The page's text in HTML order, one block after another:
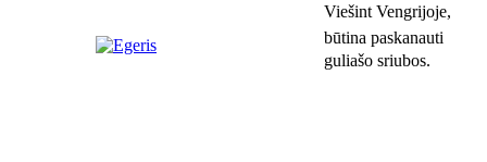
Viešint Vengrijoje,
būtina paskanauti
guliašo sriubos.